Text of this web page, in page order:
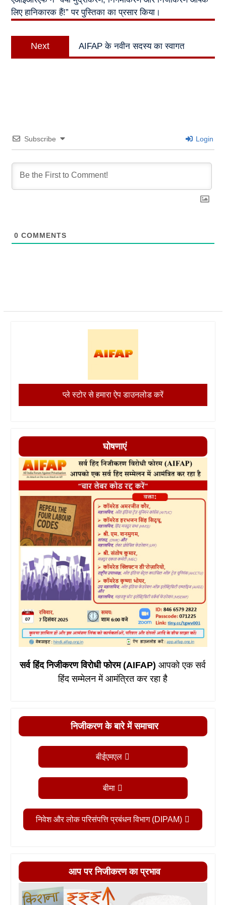
लिए हानिकारक हैं!” पर पुस्तिका का प्रसार किया।
Next
post:
AIFAP के नवीन सदस्य का स्वागत
Subscribe Login
0 COMMENTS
प्ले स्टोर से हमारा ऐप डाउनलोड करें
घोषणाएं
सर्व हिंद निजीकरण विरोधी फोरम (AIFAP)आपको एक सर्व
हिंद सम्मेलन में आमंत्रित कर रहा है
निजीकरण के बारे में समाचार
बीईएमएल
बीमा
निवेश और लोक परिसंपत्ति प्रबंधन विभाग (DIPAM)
आप पर निजीकरण का प्रभाव